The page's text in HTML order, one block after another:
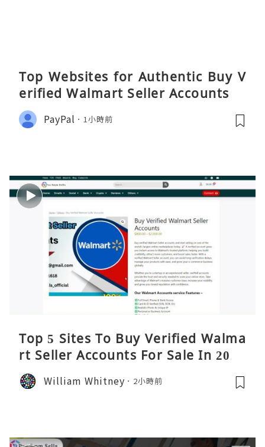
Top Websites for Authentic Buy V
erified Walmart Seller Accounts
PayPal 1小時前
Top 5 Sites To Buy Verified Walma
rt Seller Accounts For Sale In 2026
William Whitney 2小時前